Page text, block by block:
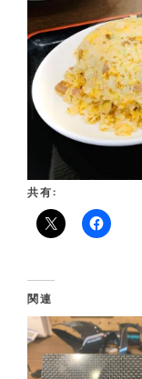
共有:
関連